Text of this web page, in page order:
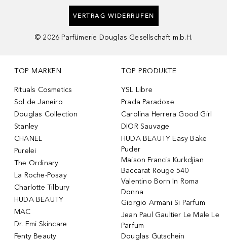
VERTRAG WIDERRUFEN
© 2026 Parfümerie Douglas Gesellschaft m.b.H.
TOP MARKEN
Rituals Cosmetics
Sol de Janeiro
Douglas Collection
Stanley
CHANEL
Purelei
The Ordinary
La Roche-Posay
Charlotte Tilbury
HUDA BEAUTY
MAC
Dr. Emi Skincare
Fenty Beauty
TOP PRODUKTE
YSL Libre
Prada Paradoxe
Carolina Herrera Good Girl
DIOR Sauvage
HUDA BEAUTY Easy Bake
Puder
Maison Francis Kurkdjian
Baccarat Rouge 540
Valentino Born In Roma
Donna
Giorgio Armani Si Parfum
Jean Paul Gaultier Le Male Le
Parfum
Douglas Gutschein